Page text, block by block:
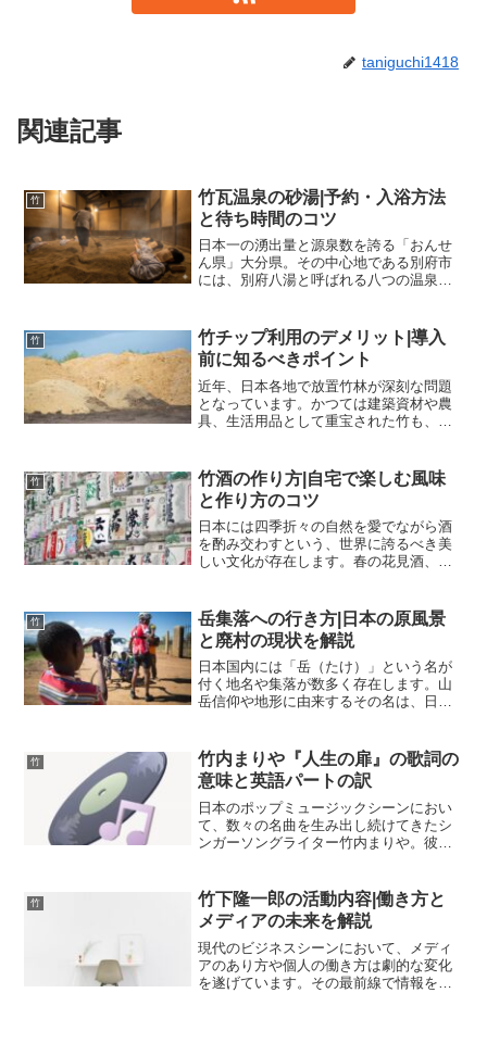
taniguchi1418
関連記事
竹
竹瓦温泉の砂湯|予約・入浴方法
と待ち時間のコツ
日本一の湧出量と源泉数を誇る「おんせ
ん県」大分県。その中心地である別府市
には、別府八湯と呼ばれる八つの温泉郷
も、別府温泉のシンボルとして圧倒的な
存在感を放ち、観光客のみ...
竹
竹チップ利用のデメリット|導入
前に知るべきポイント
近年、日本各地で放置竹林が深刻な問題
となっています。かつては建築資材や農
具、生活用品として重宝された竹も、プ
た竹林が里山を侵食し続けています。こ
の「竹害」に対する解決策...
竹
竹酒の作り方|自宅で楽しむ風味
と作り方のコツ
日本には四季折々の自然を愛でながら酒
を酌み交わすという、世界に誇るべき美
しい文化が存在します。春の花見酒、秋
のです。そうした風流な酒文化の中で
も、特に視覚と味覚の両面か...
竹
岳集落への行き方|日本の原風景
と廃村の現状を解説
日本国内には「岳（たけ）」という名が
付く地名や集落が数多く存在します。山
岳信仰や地形に由来するその名は、日本
検索する際、主に二つの異なる場所が対
象となっていることはご存...
竹
竹内まりや『人生の扉』の歌詞の
意味と英語パートの訳
日本のポップミュージックシーンにおい
て、数々の名曲を生み出し続けてきたシ
ンガーソングライター竹内まりや。彼女
も、幅広い世代の心に深く響き続けるス
タンダードナンバーとし...
竹
竹下隆一郎の活動内容|働き方と
メディアの未来を解説
現代のビジネスシーンにおいて、メディ
アのあり方や個人の働き方は劇的な変化
を遂げています。その最前線で情報を発